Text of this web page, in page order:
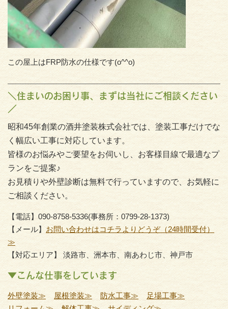
この屋上はFRP防水の仕様です(o^^o)
＼住まいのお困り事、まずは当社にご相談ください
／
昭和45年創業の酒井塗装株式会社では、塗装工事だけでな
く幅広い工事に対応しています。
皆様のお悩みやご要望をお伺いし、お客様目線で最適なプ
ランをご提案♪
お見積りや外壁診断は無料で行っていますので、お気軽に
ご相談ください。
【電話】090-8758-5336(事務所：0799-28-1373)
【メール】お問い合わせはコチラよりどうぞ（24時間受付）
≫
【対応エリア】 淡路市、洲本市、南あわじ市、神戸市
▼こんな仕事をしています
外壁塗装≫ 屋根塗装≫ 防水工事≫
足場工事≫